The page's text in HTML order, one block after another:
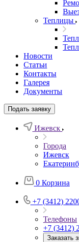
Теплицы
Новости
Статьи
Контакты
Галерея
Документы
Подать заявку
Ижевск
Города
Ижевск
0 Корзина
+7 (3412)
Телефоны
+7 (3412)
Заказать